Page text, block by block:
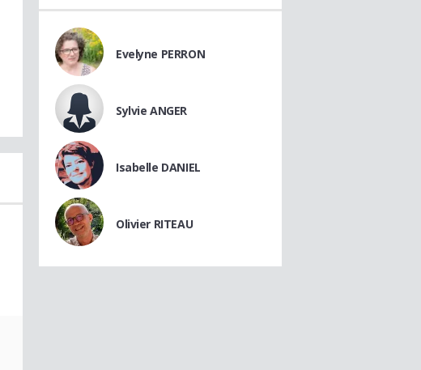
Evelyne PERRON
Sylvie ANGER
Isabelle DANIEL
Olivier RITEAU